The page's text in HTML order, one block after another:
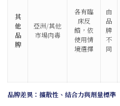
其
他
品
牌
亞洲/其他
市場肉毒
各有臨
床反
饋，依
使用情
境選擇
由
品
牌
不
同
品牌差異：擴散性、結合力與劑量標準